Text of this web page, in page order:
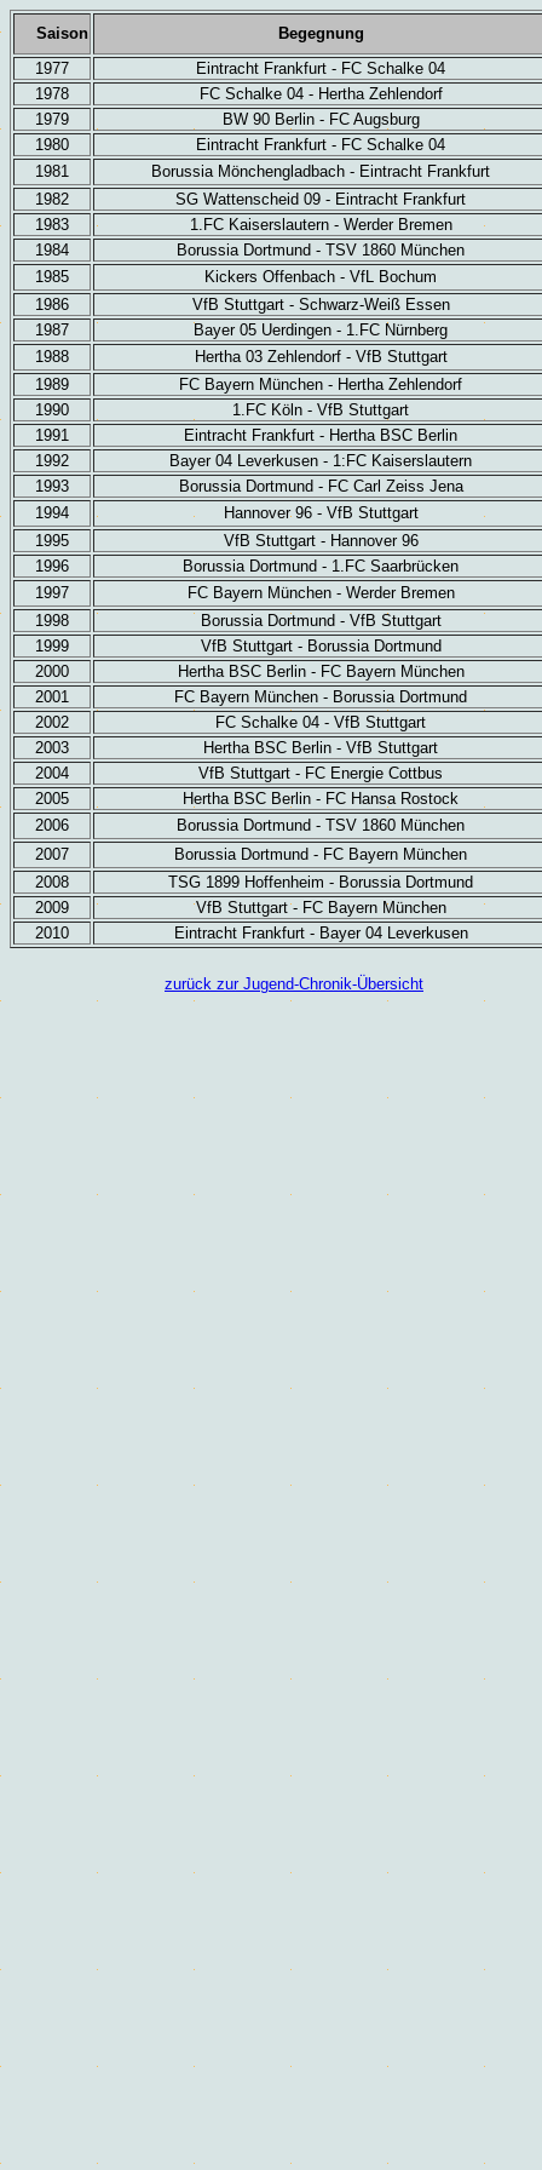
Saison
Begegnung
1977
Eintracht Frankfurt - FC Schalke 04
1978
FC Schalke 04 - Hertha Zehlendorf
1979
BW 90 Berlin - FC Augsburg
1980
Eintracht Frankfurt - FC Schalke 04
1981
Borussia Mönchengladbach - Eintracht Frankfurt
1982
SG Wattenscheid 09 - Eintracht Frankfurt
1983
1.FC Kaiserslautern - Werder Bremen
1984
Borussia Dortmund - TSV 1860 München
1985
Kickers Offenbach - VfL Bochum
1986
VfB Stuttgart - Schwarz-Weiß Essen
1987
Bayer 05 Uerdingen - 1.FC Nürnberg
1988
Hertha 03 Zehlendorf - VfB Stuttgart
1989
FC Bayern München - Hertha Zehlendorf
1990
1.FC Köln - VfB Stuttgart
1991
Eintracht Frankfurt - Hertha BSC Berlin
1992
Bayer 04 Leverkusen - 1:FC Kaiserslautern
1993
Borussia Dortmund - FC Carl Zeiss Jena
1994
Hannover 96 - VfB Stuttgart
1995
VfB Stuttgart - Hannover 96
1996
Borussia Dortmund - 1.FC Saarbrücken
1997
FC Bayern München - Werder Bremen
1998
Borussia Dortmund - VfB Stuttgart
1999
VfB Stuttgart - Borussia Dortmund
2000
Hertha BSC Berlin - FC Bayern München
2001
FC Bayern München - Borussia Dortmund
2002
FC Schalke 04 - VfB Stuttgart
2003
Hertha BSC Berlin - VfB Stuttgart
2004
VfB Stuttgart - FC Energie Cottbus
2005
Hertha BSC Berlin - FC Hansa Rostock
2006
Borussia Dortmund - TSV 1860 München
2007
Borussia Dortmund - FC Bayern München
2008
TSG 1899 Hoffenheim - Borussia Dortmund
2009
VfB Stuttgart - FC Bayern München
2010
Eintracht Frankfurt - Bayer 04 Leverkusen
zurück zur Jugend-Chronik-Übersicht